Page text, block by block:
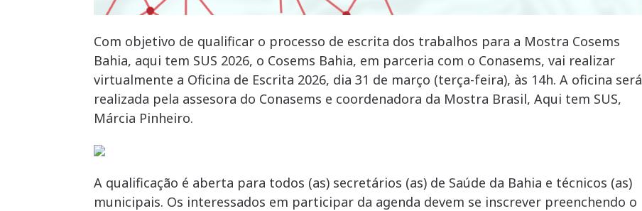
Com objetivo de qualificar o processo de escrita dos trabalhos para a Mostra Cosems
Bahia, aqui tem SUS 2026, o Cosems Bahia, em parceria com o Conasems, vai realizar
virtualmente a Oficina de Escrita 2026, dia 31 de março (terça-feira), às 14h. A oficina será
realizada pela assesora do Conasems e coordenadora da Mostra Brasil, Aqui tem SUS,
Márcia Pinheiro.
A qualificação é aberta para todos (as) secretários (as) de Saúde da Bahia e técnicos (as)
municipais. Os interessados em participar da agenda devem se inscrever preenchendo o